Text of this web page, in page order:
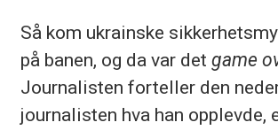
Så kom ukrainske
på banen, og da var det game
Journalisten forteller den
journalisten hva han opplevde,